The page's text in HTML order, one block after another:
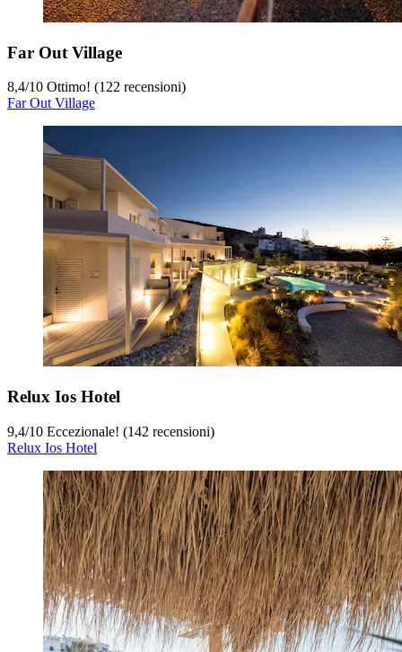
Far Out Village
8,4/10 Ottimo! (122 recensioni)
Far Out Village
Relux Ios Hotel
9,4/10 Eccezionale! (142 recensioni)
Relux Ios Hotel